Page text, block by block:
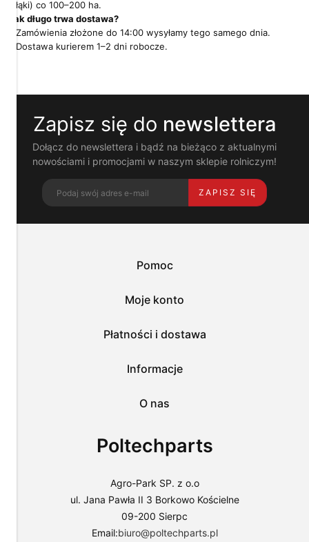
łąki) co 100–200 ha.
Jak długo trwa dostawa?
Zamówienia złożone do 14:00 wysyłamy tego samego dnia.
Dostawa kurierem 1–2 dni robocze.
Zapisz się do newslettera
Dołącz do newslettera i bądź na bieżąco z aktualnymi
nowościami i promocjami w naszym sklepie rolniczym!
ZAPISZ SIĘ
Poltechparts
Agro-Park SP. z o.o
ul. Jana Pawła II 3 Borkowo Kościelne
09-200 Sierpc
Email:biuro@poltechparts.pl
Pomoc
Moje konto
Płatności i dostawa
Informacje
O nas
cookies
pokrewne
im
działanie
pomagają
dostosować
ofertę